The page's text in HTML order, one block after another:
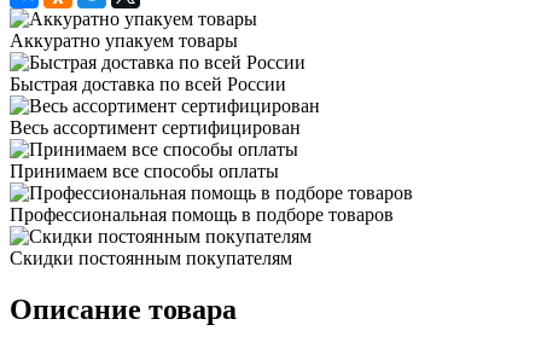
Аккуратно упакуем товары
Быстрая доставка по всей России
Весь ассортимент сертифицирован
Принимаем все способы оплаты
Профессиональная помощь в подборе товаров
Скидки постоянным покупателям
Описание товара